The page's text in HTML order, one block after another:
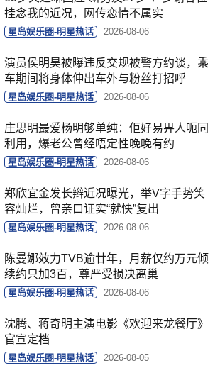
挂念我的近况，网传恋情不属实
星岛娱乐圈-明星热话 2026-08-06
演员侯明昊被曝违反交规被警方约谈，乘
车期间将身体伸出车外与粉丝打招呼
星岛娱乐圈-明星热话 2026-08-06
庄思明最爱杨明够单纯：佢好易畀人呃同
利用，爆老公曾经唔定性晚晚有约
星岛娱乐圈-明星热话 2026-08-06
郑欣宜金发长辫近况曝光，举V字手势笑
容灿烂，曾亲口证实“就快”复出
星岛娱乐圈-明星热话 2026-08-06
陈曼娜效力TVB逾廿年，月薪仅约万元倾
续约只加3百，尊严受损决离巢
星岛娱乐圈-明星热话 2026-08-06
沈腾、蒋奇明主演电影《欢迎来龙餐厅》
官宣定档
星岛娱乐圈-明星热话 2026-08-05